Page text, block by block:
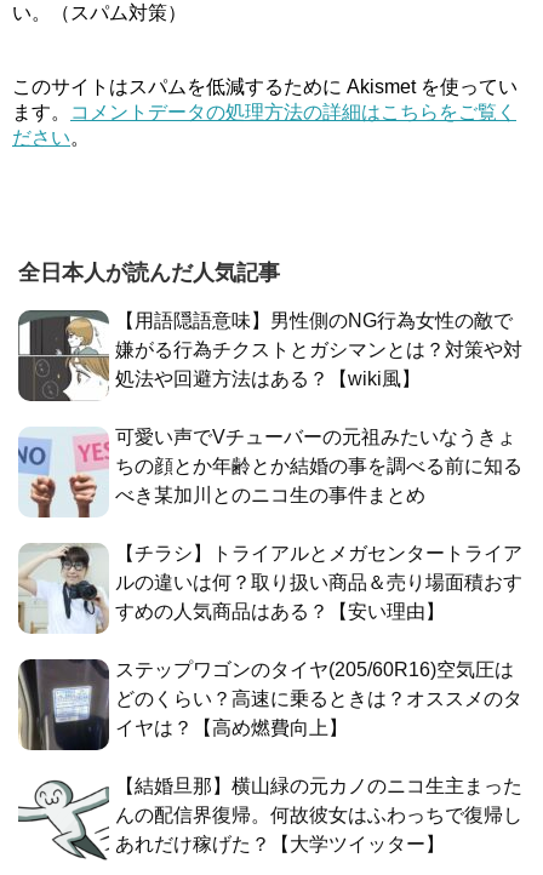
い。（スパム対策）
このサイトはスパムを低減するために Akismet を使ってい
ます。
コメントデータの処理方法の詳細はこちらをご覧く
ださい。
全日本人が読んだ人気記事
【用語隠語意味】男性側のNG行為女性の敵で
嫌がる行為チクストとガシマンとは？対策や対
処法や回避方法はある？【wiki風】
可愛い声でVチューバーの元祖みたいなうきょ
ちの顔とか年齢とか結婚の事を調べる前に知る
べき某加川とのニコ生の事件まとめ
【チラシ】トライアルとメガセンタートライア
ルの違いは何？取り扱い商品＆売り場面積おす
すめの人気商品はある？【安い理由】
ステップワゴンのタイヤ(205/60R16)空気圧は
どのくらい？高速に乗るときは？オススメのタ
イヤは？【高め燃費向上】
【結婚旦那】横山緑の元カノのニコ生主まった
んの配信界復帰。何故彼女はふわっちで復帰し
あれだけ稼げた？【大学ツイッター】